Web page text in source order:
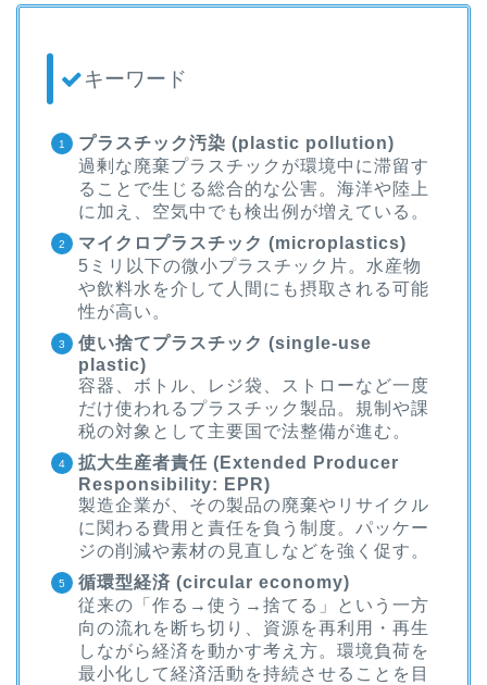
キーワード
プラスチック汚染 (plastic pollution)
過剰な廃棄プラスチックが環境中に滞留す
ることで生じる総合的な公害。海洋や陸上
に加え、空気中でも検出例が増えている。
マイクロプラスチック (microplastics)
5ミリ以下の微小プラスチック片。水産物
や飲料水を介して人間にも摂取される可能
性が高い。
使い捨てプラスチック (single-use
plastic)
容器、ボトル、レジ袋、ストローなど一度
だけ使われるプラスチック製品。規制や課
税の対象として主要国で法整備が進む。
拡大生産者責任 (Extended Producer
Responsibility: EPR)
製造企業が、その製品の廃棄やリサイクル
に関わる費用と責任を負う制度。パッケー
ジの削減や素材の見直しなどを強く促す。
循環型経済 (circular economy)
従来の「作る→使う→捨てる」という一方
向の流れを断ち切り、資源を再利用・再生
しながら経済を動かす考え方。環境負荷を
最小化して経済活動を持続させることを目